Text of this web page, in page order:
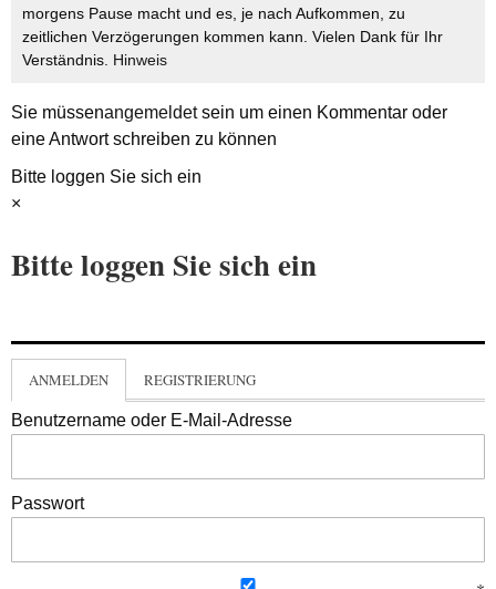
morgens Pause macht und es, je nach Aufkommen, zu
zeitlichen Verzögerungen kommen kann. Vielen Dank für Ihr
Verständnis. Hinweis
Sie müssenangemeldetsein um einen Kommentar oder
eine Antwort schreiben zu können
Bitte loggen Sie sich ein
×
Bitte loggen Sie sich ein
ANMELDEN REGISTRIERUNG
Benutzername oder E-Mail-Adresse
Passwort